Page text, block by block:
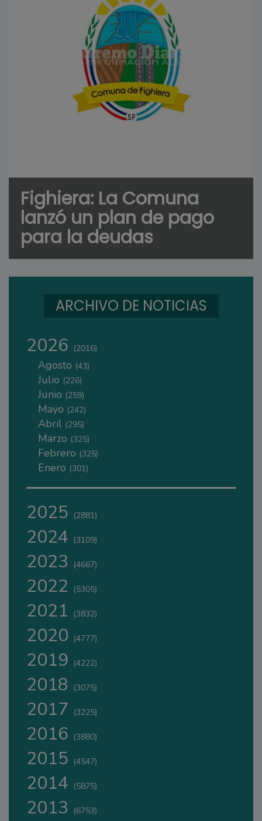
Fighiera: La Comuna
lanzó un plan de pago
para la deudas
ARCHIVO DE NOTICIAS
2026 (2016)
Agosto (43)
Julio (226)
Junio (259)
Mayo (242)
Abril (295)
Marzo (325)
Febrero (325)
Enero (301)
2025 (2881)
2024 (3109)
2023 (4667)
2022 (5305)
2021 (3832)
2020 (4777)
2019 (4222)
2018 (3075)
2017 (3225)
2016 (3880)
2015 (4547)
2014 (5875)
2013 (6753)